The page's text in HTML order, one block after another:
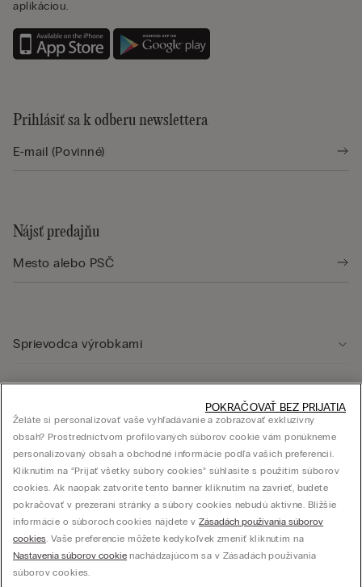
aplikáciou.
Prihlásiť sa k odberu newslettera
Nájsť predajňu
Sprievodca výrobkami
Právna oblasť
Firma
Želáte si personalizovať vaše vyhľadávanie a zobrazovať exkluzívny
obsah? Prostredníctvom profilovaných súborov cookie vám ponúkneme
personalizovaný obsah a obchodné informácie podľa vašich preferencií.
Kliknutím na “Prijať všetky súbory cookies” súhlasíte s použitím súborov
cookies. Ak naopak zatvoríte tento banner kliknutím na zavrieť, budete
pokračovať v prezeraní stránky a súbory cookies nebudú aktívne. Bližšie
informácie o súboroch cookies nájdete vZásadách používania súborov
cookies. Vaše preferencie môžete kedykoľvek zmeniť kliknutím na
Nastavenia súborov cookie nachádzajúcom sa v Zásadách používania
súborov cookies.
POKRAČOVAŤ BEZ PRIJATIA